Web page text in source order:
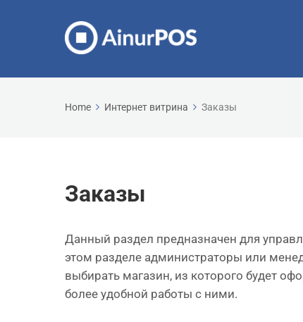
Home Интернет витрина Заказы
Заказы
Данный раздел предназначен для
этом разделе администраторы или
выбирать магазин, из которого будет
более удобной работы с ними.